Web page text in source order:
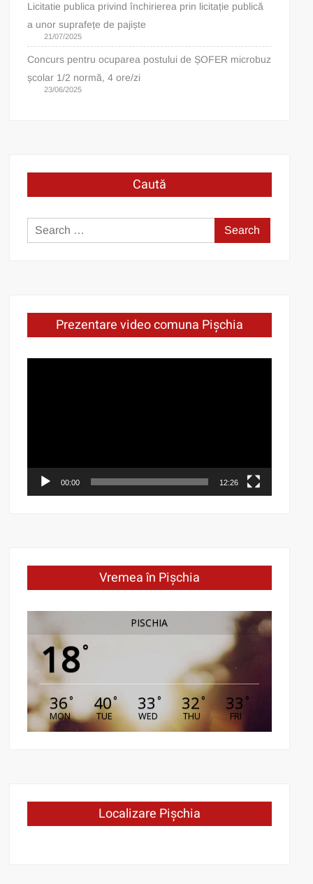
Licitatie publica privind închirierea prin licitație publică
a unor suprafețe de pajiște
21/07/2025
Concurs pentru ocuparea postului de ȘOFER microbuz
școlar 1/2 normă, 4 ore/zi
23/06/2025
Caută
Search
for:
Prezentare video comuna Pișchia
00:00 12:26
Vremea în Pișchia
PISCHIA
18°
36°
MON
40°
TUE
33 °
WED
32°
THU
33 °
FRI
Localizare Pișchia